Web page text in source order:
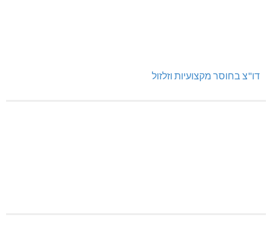
דו"צ בחוסר מקצועיות וזלזול